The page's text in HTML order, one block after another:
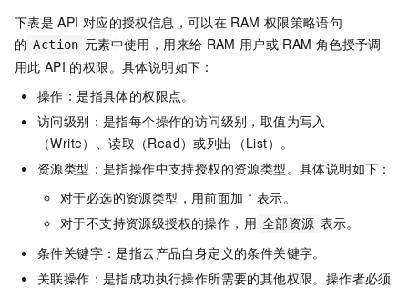
下表是 API 对应的授权信息，可以在 RAM 权限策略语句
的 Action 元素中使用，用来给 RAM 用户或 RAM 角色授予调
用此 API 的权限。具体说明如下：
操作：是指具体的权限点。
访问级别：是指每个操作的访问级别，取值为写入
（Write）、读取（Read）或列出（List）。
资源类型：是指操作中支持授权的资源类型。具体说明如下：
对于必选的资源类型，用前面加 * 表示。
对于不支持资源级授权的操作，用 全部资源 表示。
条件关键字：是指云产品自身定义的条件关键字。
关联操作：是指成功执行操作所需要的其他权限。操作者必须